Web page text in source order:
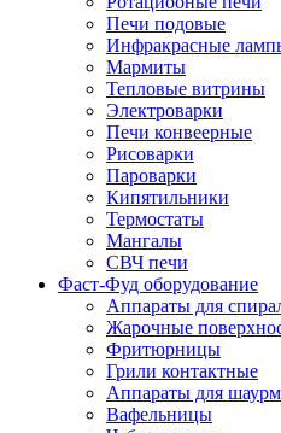
Печи подовые
Инфракрасные
Мармиты
Тепловые витрины
Электроварки
Печи конвеерные
Рисоварки
Пароварки
Кипятильники
Термостаты
Мангалы
СВЧ печи
Фаст-Фуд оборудование
Аппараты для
Жарочные
Фритюрницы
Грили контактные
Аппараты для
Вафельницы